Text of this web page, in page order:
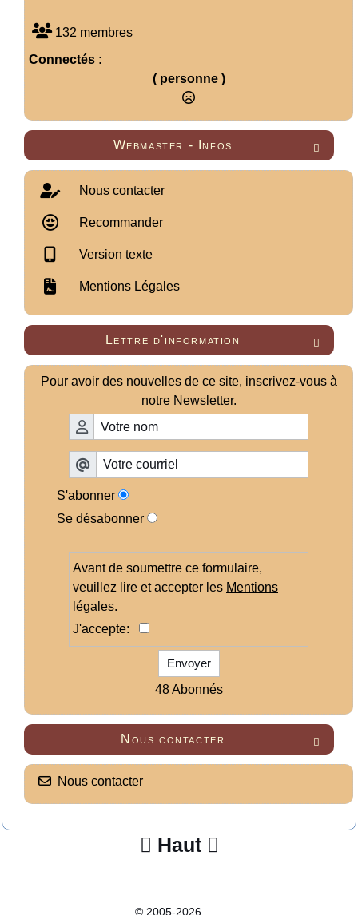
132 membres
Connectés :
( personne )

Webmaster - Infos
Nous contacter
Recommander
Version texte
Mentions Légales

Lettre d'information
Pour avoir des nouvelles de ce site, inscrivez-vous à
notre Newsletter.
S'abonner
Se désabonner
Avant de soumettre ce formulaire,
veuillez lire et accepter les Mentions
légales.
J'accepte:
Envoyer
48 Abonnés

Nous contacter
Nous contacter
 Haut 
© 2005-2026